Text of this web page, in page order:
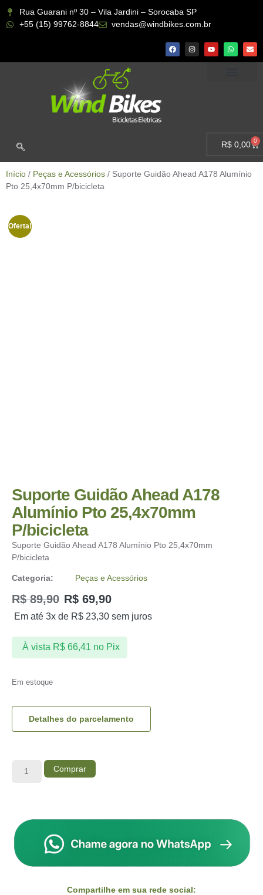
Rua Guarani nº 30 – Vila Jardini – Sorocaba SP
+55 (15) 99762-8844
vendas@windbikes.com.br
R$ 0,00 0
Início / Peças e Acessórios / Suporte Guidão Ahead A178 Alumínio
Pto 25,4x70mm P/bicicleta
Oferta!
Suporte Guidão Ahead A178
Alumínio Pto 25,4x70mm
P/bicicleta
Suporte Guidão Ahead A178 Alumínio Pto 25,4x70mm
P/bicicleta
Categoria: Peças e Acessórios
R$89,90 R$ 69,90
Em até 3x de R$ 23,30 sem juros
À vista R$66,41 no Pix
Em estoque
Detalhes do parcelamento
Comprar
Compartilhe em sua rede social: